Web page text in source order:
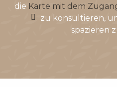
die Karte mit dem
zu konsultieren,
spazieren